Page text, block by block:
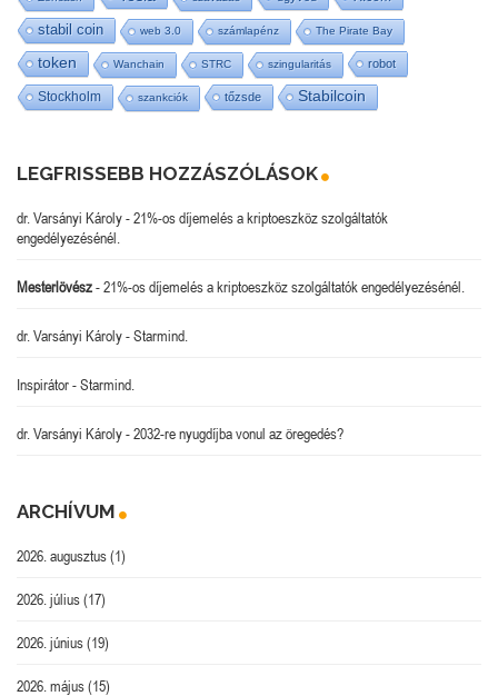
stabil coin web 3.0 számlapénz The Pirate Bay
token Wanchain STRC szingularitás robot
Stockholm szankciók tőzsde Stabilcoin
LEGFRISSEBB HOZZÁSZÓLÁSOK
dr. Varsányi Károly-21%-os díjemelés a kriptoeszköz szolgáltatók
engedélyezésénél.
Mesterlövész-21%-os díjemelés a kriptoeszköz szolgáltatók engedélyezésénél.
dr. Varsányi Károly-Starmind.
Inspirátor-Starmind.
dr. Varsányi Károly-2032-re nyugdíjba vonul az öregedés?
ARCHÍVUM
2026. augusztus(1)
2026. július(17)
2026. június(19)
2026. május(15)